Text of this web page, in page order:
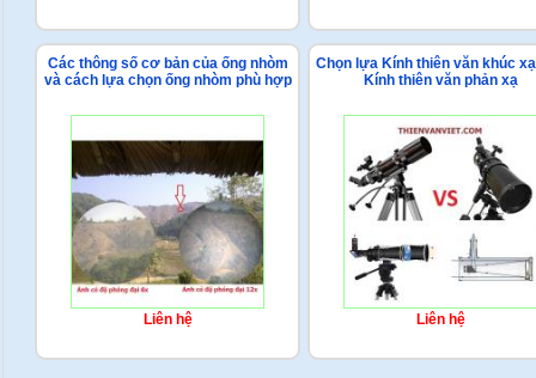
Các thông số cơ bản của ống nhòm
và cách lựa chọn ống nhòm phù hợp
Liên hệ
Chọn lựa Kính thiên văn khúc
Kính thiên văn phản xạ
Liên hệ